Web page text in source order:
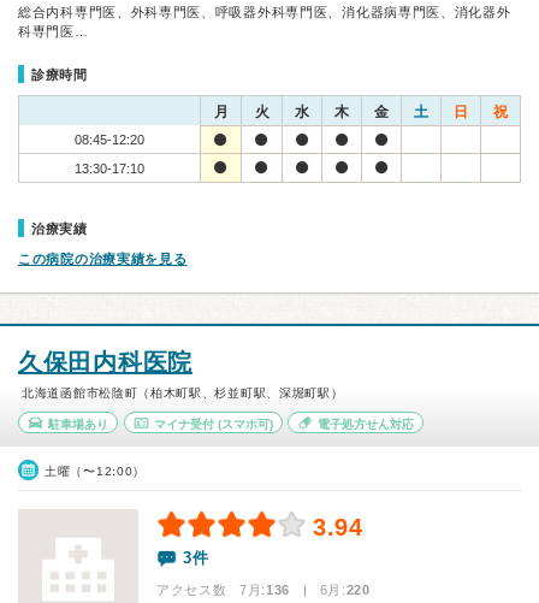
総合内科専門医、外科専門医、呼吸器外科専門医、消化器病専門医、消化器外
科専門医…
診療時間
月 火 水 木 金 土 日 祝
08:45-12:20
13:30-17:10
治療実績
この病院の治療実績を見る
久保田内科医院
北海道函館市松陰町（柏木町駅、杉並町駅、深堀町駅）
駐車場あり マイナ受付(スマホ可) 電子処方せん対応
土曜（〜12:00）
3.94
3件
アクセス数 7月:136 | 6月:220